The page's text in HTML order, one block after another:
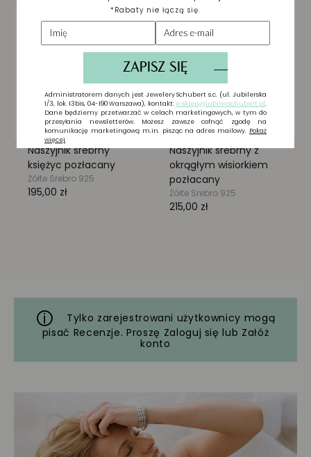
Tylko zarejestrowani użytkownicy mogą
pisać Recenzje. Proszę Zaloguj się lub Załóż
konto